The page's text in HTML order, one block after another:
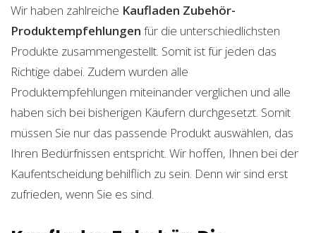
Wir haben zahlreiche Kaufladen Zubehör-
Produktempfehlungen für die unterschiedlichsten
Produkte zusammengestellt. Somit ist für jeden das
Richtige dabei. Zudem wurden alle
Produktempfehlungen miteinander verglichen und alle
haben sich bei bisherigen Käufern durchgesetzt. Somit
müssen Sie nur das passende Produkt auswählen, das
Ihren Bedürfnissen entspricht. Wir hoffen, Ihnen bei der
Kaufentscheidung behilflich zu sein. Denn wir sind erst
zufrieden, wenn Sie es sind.